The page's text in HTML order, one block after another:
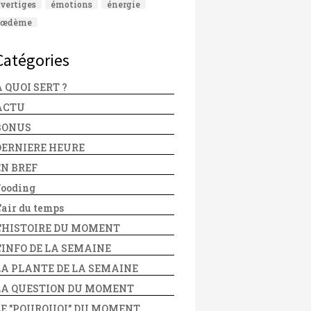
vertiges émotions
énergie
œdème
QUOI SERT ?
HEURE
BREF
du temps
DU MOMENT
DE LA SEMAINE
PLANTE DE LA SEMAINE
QUESTION DU MOMENT